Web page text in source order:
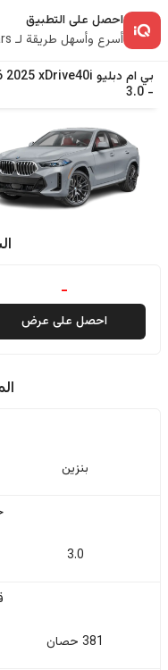
احصل على التطبيق
أسرع وأسهل طريقة لـ iQ Cars
بي ام دبليو 2025xDrive40i
-
3.0
-
احصل على عرض
بنزين
3.0
381 حصان